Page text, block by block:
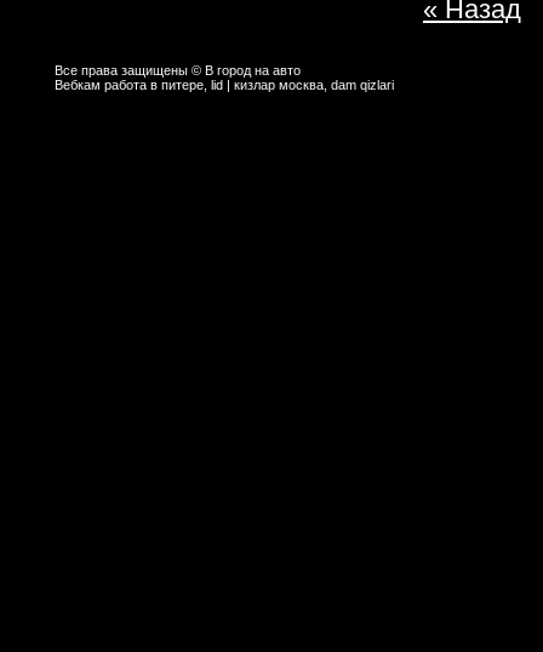
« Назад
Все права защищены © В город на авто
Вебкам работа в питере, lid | кизлар москва , dam qizlari